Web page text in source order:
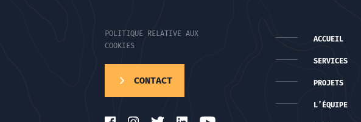
POLITIQUE RELATIVE AUX
COOKIES
CONTACT
ACCUEIL
SERVICES
PROJETS
L’ÉQUIPE